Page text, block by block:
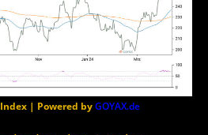
Index | Powered byGOYAX.de